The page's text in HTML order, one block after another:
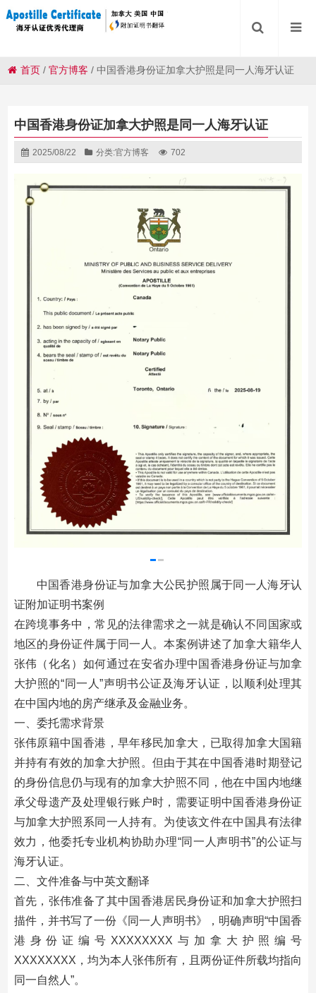
首页 /官方博客 /中国香港身份证加拿大护照是同一人海牙认证
中国香港身份证加拿大护照是同一人海牙认证
2025/08/22 分类:官方博客 702
中国香港身份证与加拿大公民护照属于同一人海牙认
证附加证明书案例
在跨境事务中，常见的法律需求之一就是确认不同国家或
地区的身份证件属于同一人。本案例讲述了加拿大籍华人
张伟（化名）如何通过在安省办理中国香港身份证与加拿
大护照的“同一人”声明书公证及海牙认证，以顺利处理其
在中国内地的房产继承及金融业务。
一、委托需求背景
张伟原籍中国香港，早年移民加拿大，已取得加拿大国籍
并持有有效的加拿大护照。但由于其在中国香港时期登记
的身份信息仍与现有的加拿大护照不同，他在中国内地继
承父母遗产及处理银行账户时，需要证明中国香港身份证
与加拿大护照系同一人持有。为使该文件在中国具有法律
效力，他委托专业机构协助办理“同一人声明书”的公证与
海牙认证。
二、文件准备与中英文翻译
首先，张伟准备了其中国香港居民身份证和加拿大护照扫
描件，并书写了一份《同一人声明书》，明确声明“中国香
港身份证编号XXXXXXXX与加拿大护照编号
XXXXXXXX，均为本人张伟所有，且两份证件所载均指向
同一自然人”。